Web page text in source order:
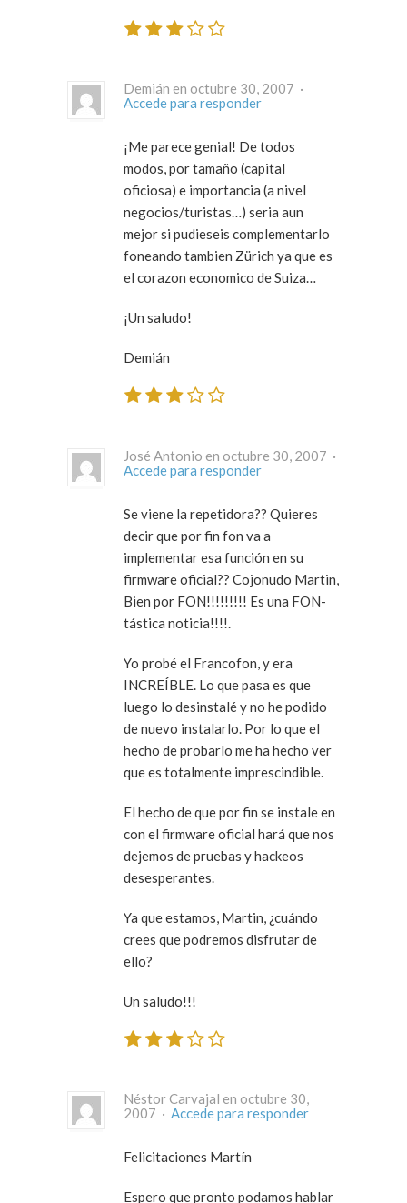
Demián en octubre 30, 2007 ·
Accede para responder
¡Me parece genial! De todos
modos, por tamaño (capital
oficiosa) e importancia (a nivel
negocios/turistas…) seria aun
mejor si pudieseis complementarlo
foneando tambien Zürich ya que es
el corazon economico de Suiza…
¡Un saludo!
Demián
José Antonio en octubre 30, 2007 ·
Accede para responder
Se viene la repetidora?? Quieres
decir que por fin fon va a
implementar esa función en su
firmware oficial?? Cojonudo Martin,
Bien por FON!!!!!!!!! Es una FON-
tástica noticia!!!!.
Yo probé el Francofon, y era
INCREÍBLE. Lo que pasa es que
luego lo desinstalé y no he podido
de nuevo instalarlo. Por lo que el
hecho de probarlo me ha hecho ver
que es totalmente imprescindible.
El hecho de que por fin se instale en
con el firmware oficial hará que nos
dejemos de pruebas y hackeos
desesperantes.
Ya que estamos, Martin, ¿cuándo
crees que podremos disfrutar de
ello?
Un saludo!!!
Néstor Carvajal en octubre 30,
2007 · Accede para responder
Felicitaciones Martín
Espero que pronto podamos hablar